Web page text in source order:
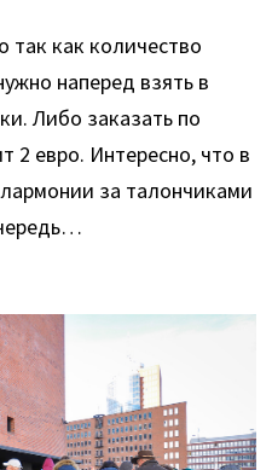
так как количество
наперед взять в
Либо заказать по
2 евро. Интересно, что в
за талончиками